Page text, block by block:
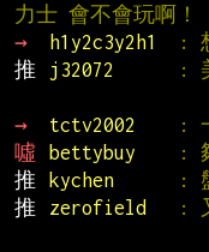
力士 會不會玩啊！
→
h1y2c3y2h1 :
推
j32072
:
→
tctv2002 :
噓
bettybuy :
推
kychen :
推
zerofield
: